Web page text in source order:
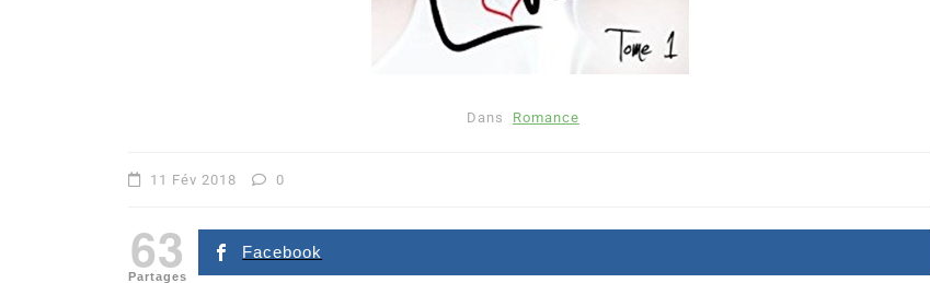
Dans Romance
11 Fév 2018 0
63
Partages
Facebook
Dans Romance
2026
Dans Thriller
Le coupable n’est pas Camille